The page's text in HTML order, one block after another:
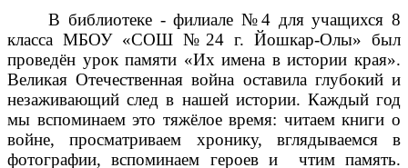
В библиотеке - филиале №4 для учащихся 8
класса МБОУ «СОШ №24 г. Йошкар-Олы» был
проведён урок памяти «Их имена в истории края».
Великая Отечественная война оставила глубокий и
незаживающий след в нашей истории. Каждый год
мы вспоминаем это тяжёлое время: читаем книги о
войне, просматриваем хронику, вглядываемся в
фотографии, вспоминаем героев и чтим память.